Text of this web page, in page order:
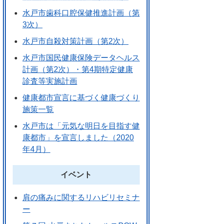
水戸市歯科口腔保健推進計画（第
3次）
水戸市自殺対策計画（第2次）
水戸市国民健康保険データヘルス
計画（第2次）・第4期特定健康
診査等実施計画
健康都市宣言に基づく健康づくり
施策一覧
水戸市は「元気な明日を目指す健
康都市」を宣言しました（2020
年4月）
イベント
肩の痛みに関するリハビリセミナ
ー